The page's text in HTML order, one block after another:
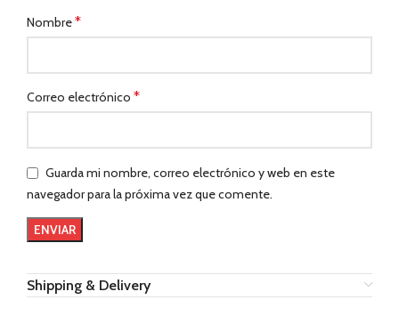
Nombre*
Correo electrónico *
Guarda mi nombre, correo electrónico y web en este
navegador para la próxima vez que comente.
Shipping & Delivery